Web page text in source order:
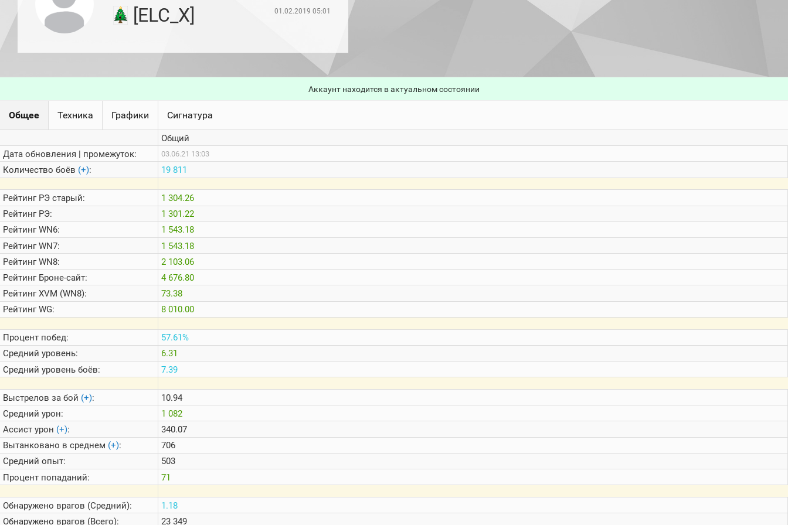
последние
1000
стримеров
Информация
Онлайн
Цветовая
шкала
Теlegram
ВК
Портал
Мира
[ELC_X]
01.02.2019 05:01
Аккаунт находится в актуальном состоянии
Общее Техника Графики Сигнатура
Дата обновления | промежуток:
Количество боёв (+):
РейтингРЭ старый:
РейтингРЭ:
РейтингWN6:
РейтингWN7:
РейтингWN8:
РейтингБроне-сайт:
РейтингXVM (WN8):
РейтингWG:
Процент побед:
Средний уровень:
Средний уровень боёв:
Выстрелов за бой (+):
Средний урон:
Ассист урон (+):
Вытанковано в среднем (+):
Средний опыт:
Процент попаданий:
Обнаружено врагов (Средний):
Обнаружено врагов (Всего):
Общий
03.06.21 13:03
19 811
1 304.26
1 301.22
1 543.18
1 543.18
2 103.06
4 676.80
73.38
8 010.00
57.61%
6.31
7.39
10.94
1 082
340.07
706
503
71
1.18
23 349